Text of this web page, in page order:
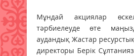
Мұндай акциялар
тәрбиелеуде өте
аудандық Жастар
директоры Берік